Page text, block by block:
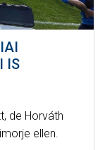
IS
de Horváth
ellen.